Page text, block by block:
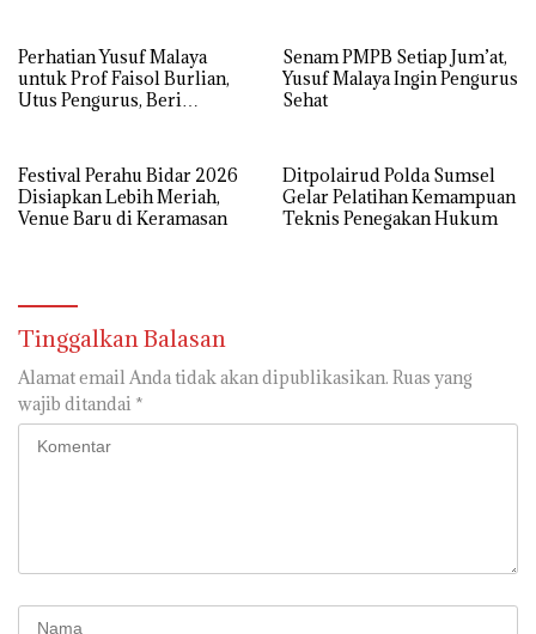
Perhatian Yusuf Malaya
untuk Prof Faisol Burlian,
Utus Pengurus, Beri
Senam PMPB Setiap Jum’at,
Yusuf Malaya Ingin Pengurus
Sehat
Festival Perahu Bidar 2026
Disiapkan Lebih Meriah,
Venue Baru di Keramasan
Ditpolairud Polda Sumsel
Gelar Pelatihan Kemampuan
Teknis Penegakan Hukum
Tinggalkan Balasan
Alamat email Anda tidak akan dipublikasikan. Ruas yang
wajib ditandai *